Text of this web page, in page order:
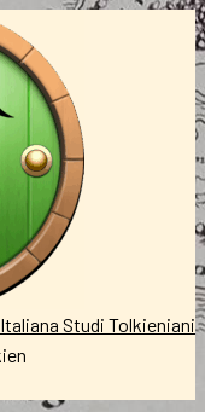
Studi Tolkieniani